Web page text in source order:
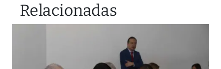
Relacionadas